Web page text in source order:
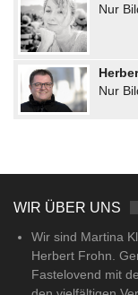
Nur
Nur
WIR ÜBER UNS
Wir sind Martina
Herbert Frohn.
Fastelovend mit